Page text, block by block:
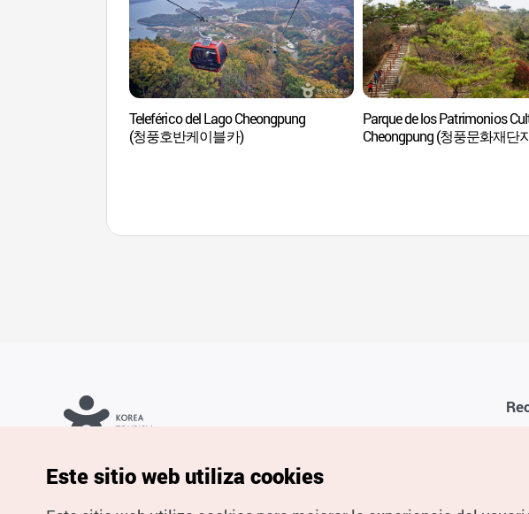
Teleférico del Lago Cheongpung
(청풍호반케이블카)
Parque de los Patrimonios
Cheongpung (청풍문화재단
derechos reservados.
Para informes de errores y cuestiones relacionadas con el sitio
Este sitio web utiliza cookies